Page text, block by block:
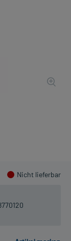
Nicht lieferbar